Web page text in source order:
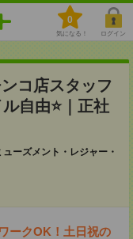
0
気になる！ ログイン
コ店スタッフ
自由⭐｜正社
ーズメント・レジャー・
ークOK！土日祝の